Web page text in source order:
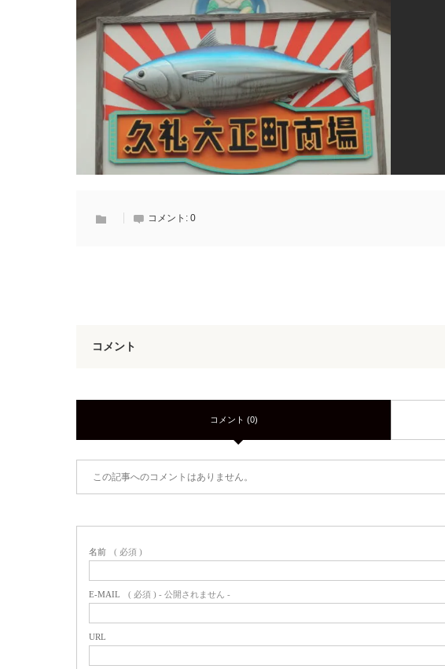
コメント: 0
コメント
コメント (0)
この記事へのコメントはありません。
名前 ( 必須 )
E-MAIL ( 必須 ) - 公開されません -
URL